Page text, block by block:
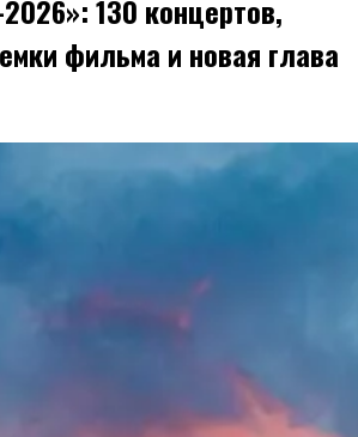
130 концертов,
фильма и новая глава